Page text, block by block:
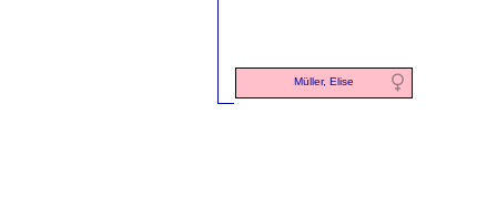
Müller, Elise